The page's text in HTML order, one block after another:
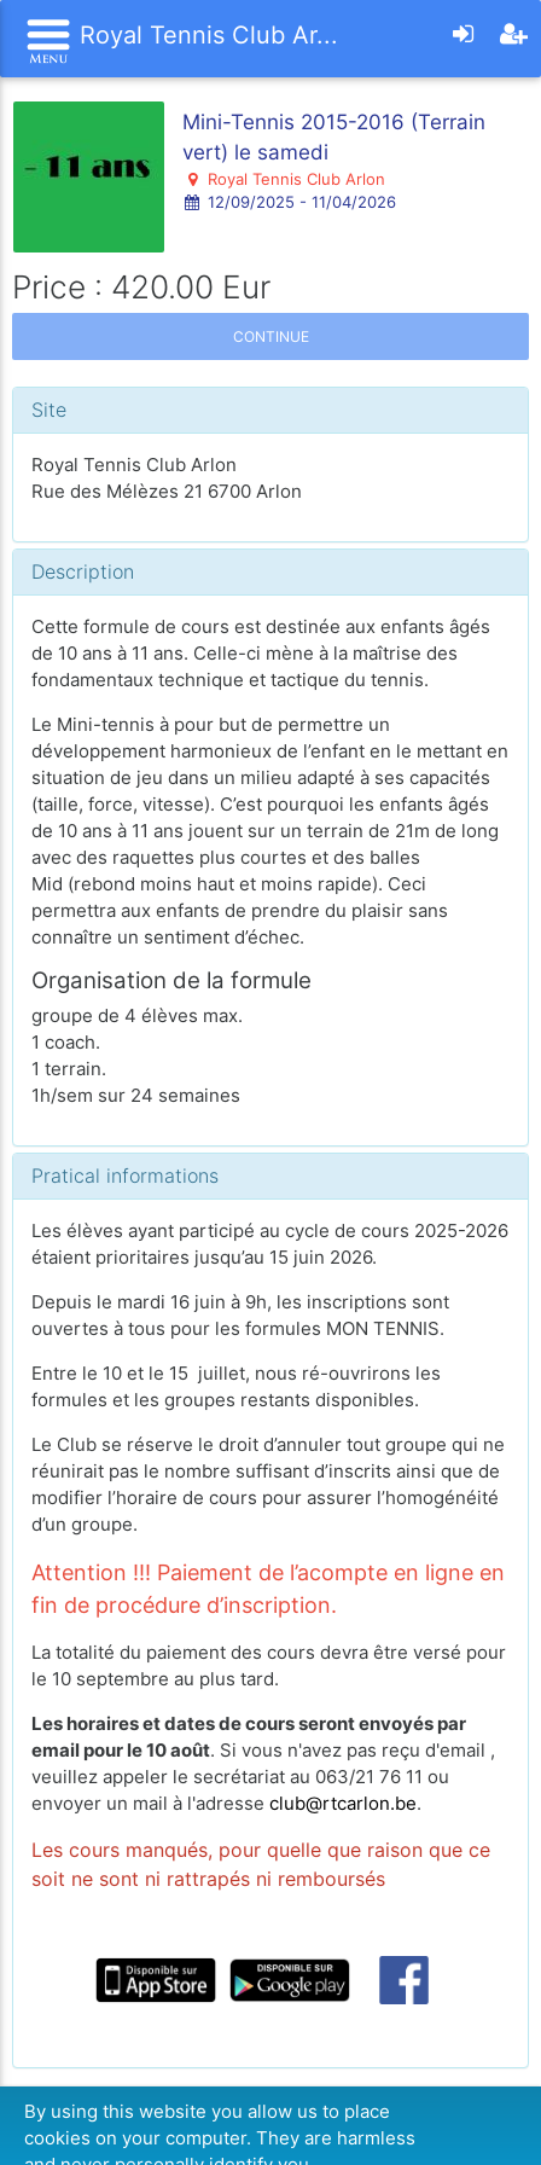
Royal Tennis Club Ar...
Mini-Tennis 2015-2016 (Terrain
vert) le samedi
Royal Tennis Club Arlon
12/09/2025 - 11/04/2026
Price : 420.00 Eur
CONTINUE
Site
Royal Tennis Club Arlon
Rue des Mélèzes 21 6700 Arlon
Description
Cette formule de cours est destinée aux enfants âgés
de 10 ans à 11 ans. Celle-ci mène à la maîtrise des
fondamentaux technique et tactique du tennis.
Le Mini-tennis à pour but de permettre un
développement harmonieux de l’enfant en le mettant en
situation de jeu dans un milieu adapté à ses capacités
(taille, force, vitesse). C’est pourquoi les enfants âgés
de 10 ans à 11 ans jouent sur un terrain de 21m de long
avec des raquettes plus courtes et des balles
Mid (rebond moins haut et moins rapide). Ceci
permettra aux enfants de prendre du plaisir sans
connaître un sentiment d’échec.
Organisation de la formule
groupe de 4 élèves max.
1 coach.
1 terrain.
1h/sem sur 24 semaines
Pratical informations
Les élèves ayant participé au cycle de cours 2025-2026
étaient prioritaires jusqu’au 15 juin 2026.
Depuis le mardi 16 juin à 9h, les inscriptions sont
ouvertes à tous pour les formules MON TENNIS.
Entre le 10 et le 15 juillet, nous ré-ouvrirons les
formules et les groupes restants disponibles.
Le Club se réserve le droit d’annuler tout groupe qui ne
réunirait pas le nombre suffisant d’inscrits ainsi que de
modifier l’horaire de cours pour assurer l’homogénéité
d’un groupe.
Attention !!! Paiement de l’acompte en ligne en
fin de procédure d’inscription.
La totalité du paiement des cours devra être versé pour
le 10 septembre au plus tard.
Les horaires et dates de cours seront envoyés par
email pour le 10 août. Si vous n'avez pas reçu d'email ,
veuillez appeler le secrétariat au 063/21 76 11 ou
envoyer un mail à l'adresse club@rtcarlon.be.
Les cours manqués, pour quelle que raison que ce
soit ne sont ni rattrapés ni remboursés
CONTINUE
By using this website you allow us to place
cookies on your computer. They are harmless